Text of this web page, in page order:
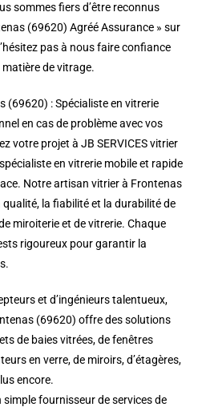
sommes fiers d’être reconnus
(69620) Agréé Assurance » sur
pas à nous faire confiance
de vitrage.
(69620) : Spécialiste en vitrerie
en cas de problème avec vos
votre projet à JB SERVICES vitrier
en vitrerie mobile et rapide
Notre artisan vitrier à Frontenas
qualité, la fiabilité et la durabilité de
miroiterie et de vitrerie. Chaque
rigoureux pour garantir la
et d’ingénieurs talentueux,
(69620) offre des solutions
de baies vitrées, de fenêtres
en verre, de miroirs, d’étagères,
encore.
simple fournisseur de services de